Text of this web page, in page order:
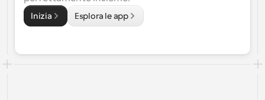
Inizia Esplora le app